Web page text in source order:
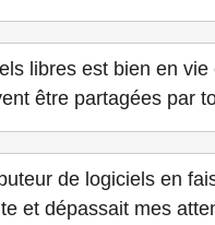
libres est bien en
être partagées par
de logiciels en
et dépassait mes